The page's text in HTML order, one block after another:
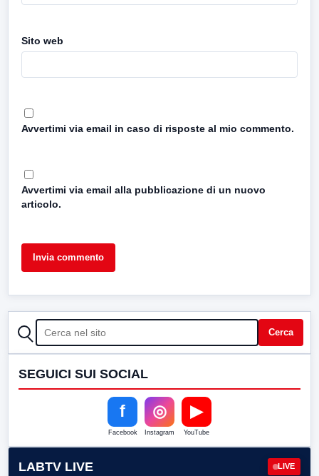
Sito web
Avvertimi via email in caso di risposte al mio commento.
Avvertimi via email alla pubblicazione di un nuovo
articolo.
CERCA Cerca
SEGUICI SUI SOCIAL
f
Facebook
◎
Instagram
▶
YouTube
LABTV LIVE LIVE